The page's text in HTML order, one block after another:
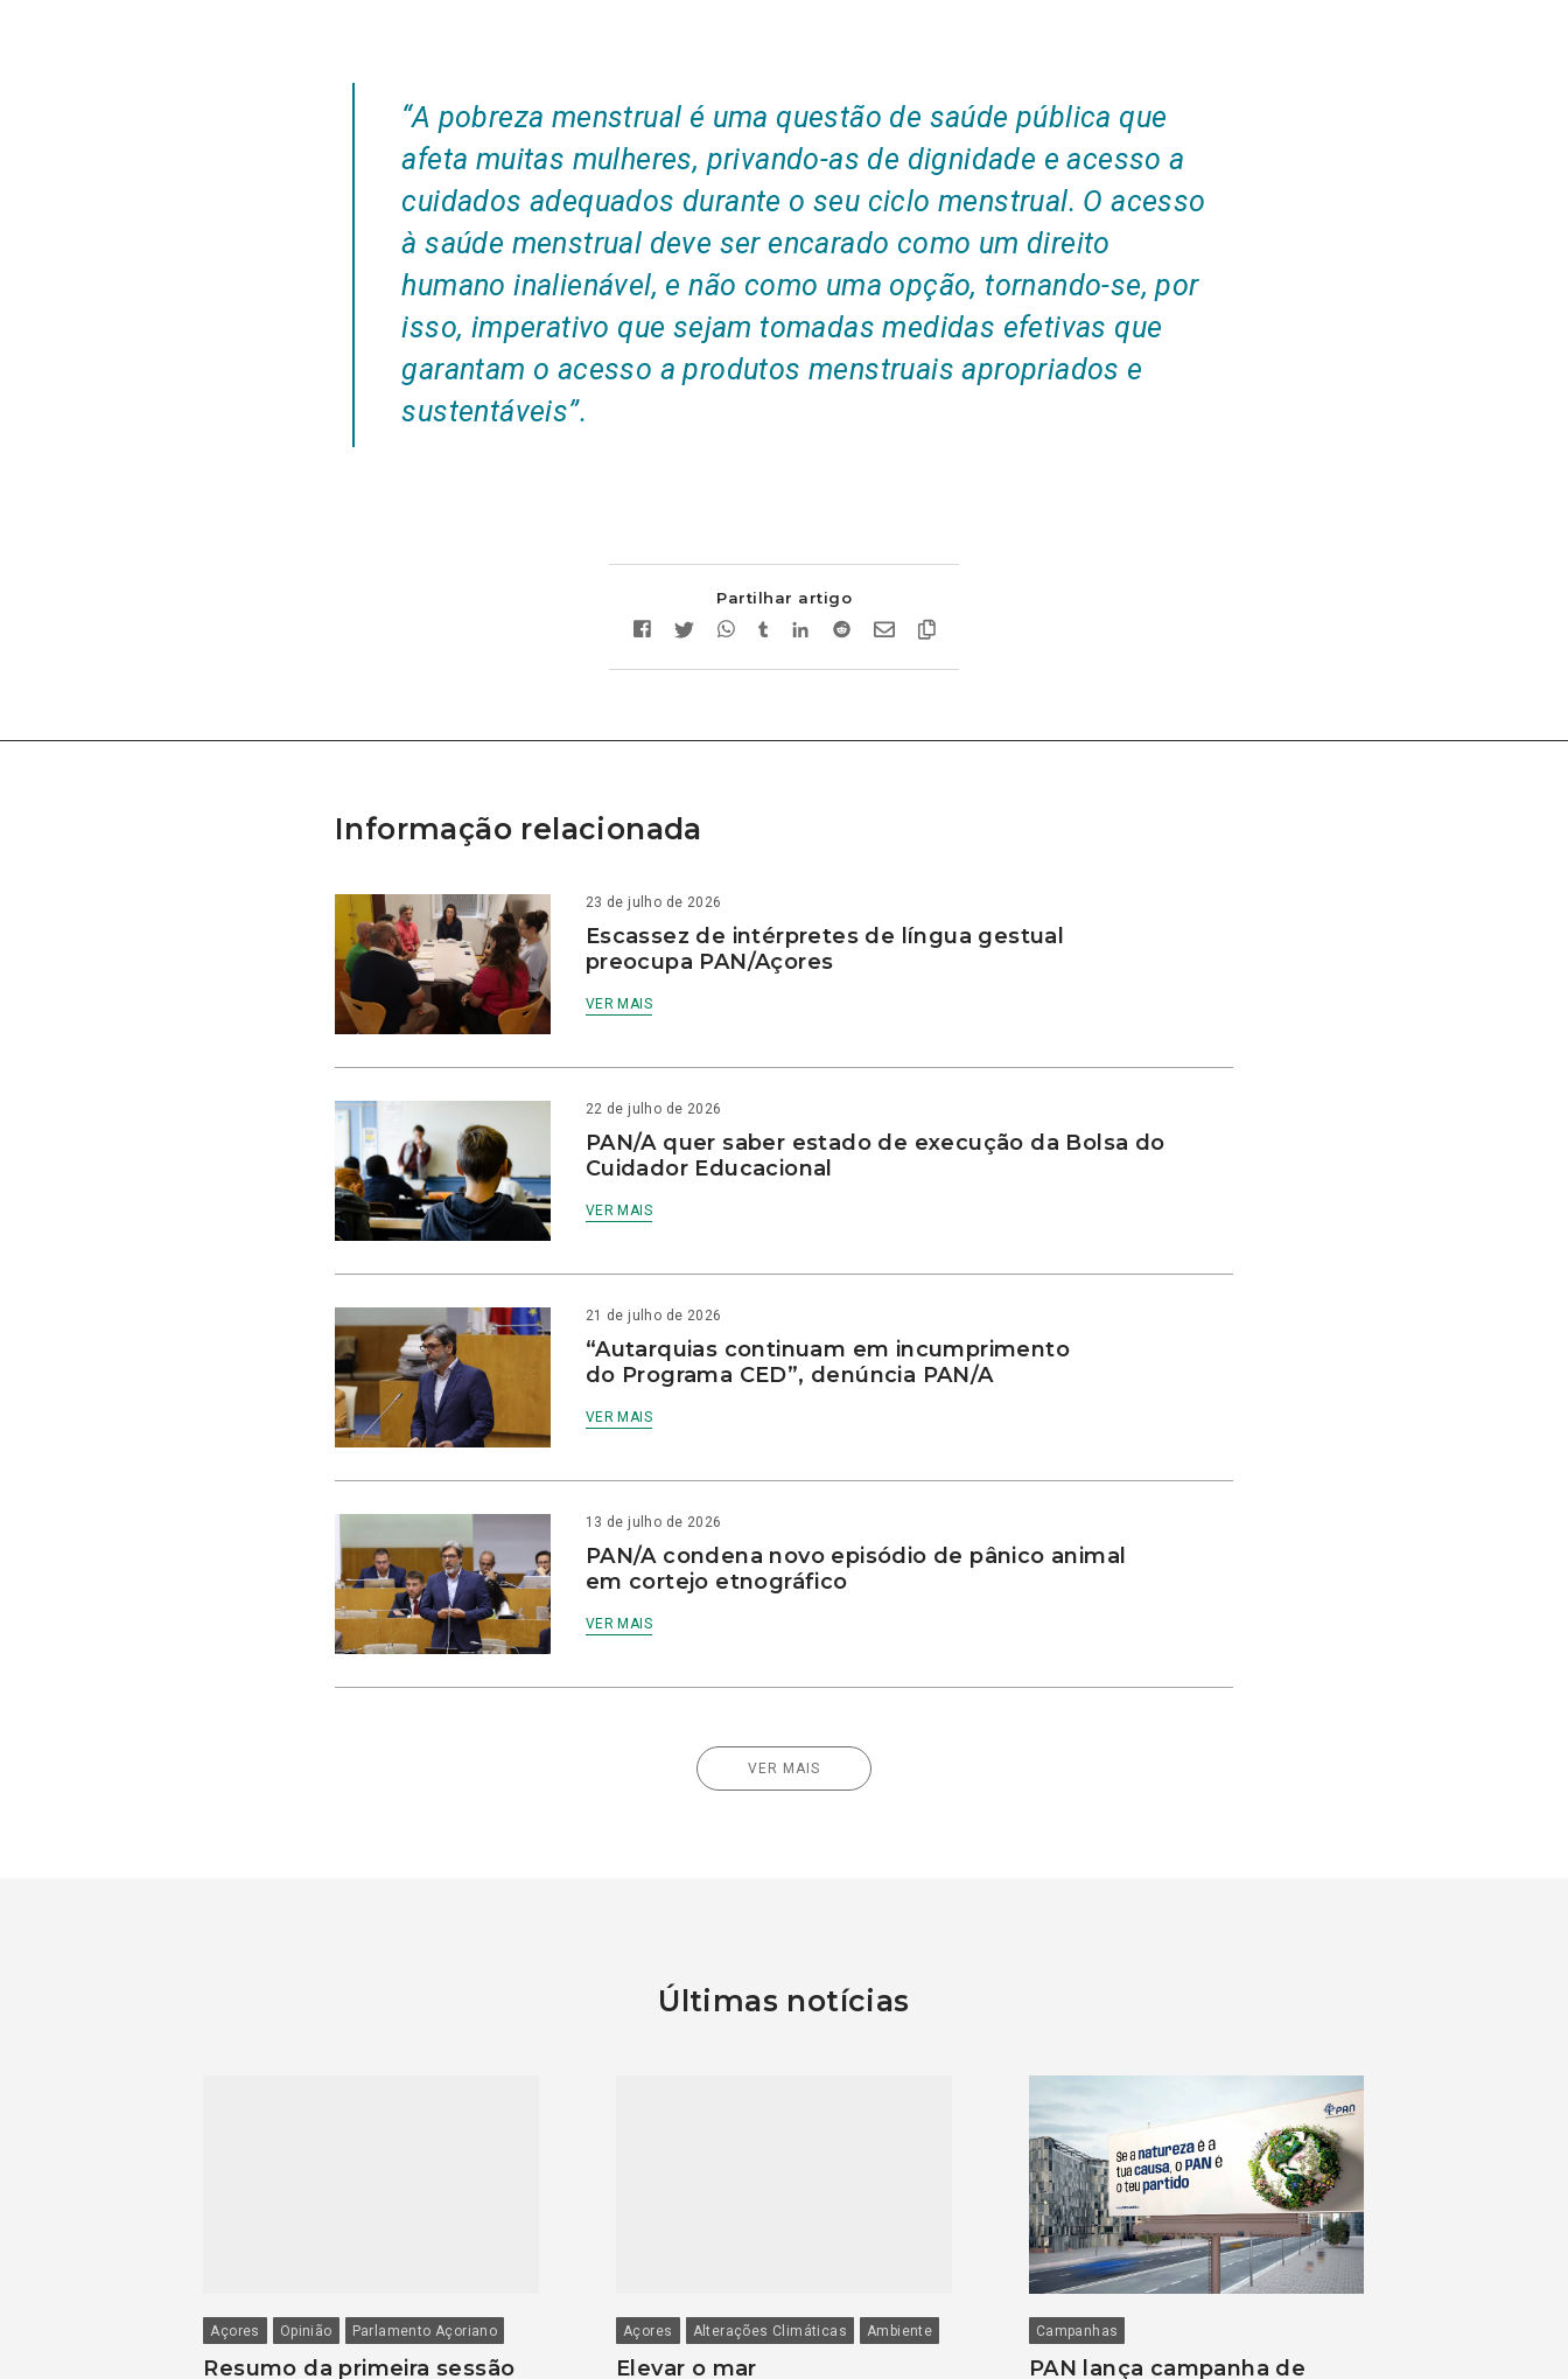
“A pobreza menstrual é uma questão de saúde pública que
afeta muitas mulheres, privando-as de dignidade e acesso a
cuidados adequados durante o seu ciclo menstrual. O acesso
à saúde menstrual deve ser encarado como um direito
humano inalienável, e não como uma opção, tornando-se, por
isso, imperativo que sejam tomadas medidas efetivas que
garantam o acesso a produtos menstruais apropriados e
sustentáveis”.
Partilhar artigo
Informação relacionada
23 de julho de 2026
Escassez de intérpretes de língua gestual
preocupa PAN/Açores
VER MAIS
22 de julho de 2026
PAN/A quer saber estado de execução da Bolsa do
Cuidador Educacional
VER MAIS
21 de julho de 2026
“Autarquias continuam em incumprimento
do Programa CED”, denúncia PAN/A
VER MAIS
13 de julho de 2026
PAN/A condena novo episódio de pânico animal
em cortejo etnográfico
VER MAIS
VER MAIS
Últimas notícias
Açores Opinião Parlamento Açoriano
Resumo da primeira sessão
Açores Alterações Climáticas Ambiente
Elevar o mar
Campanhas
PAN lança campanha de